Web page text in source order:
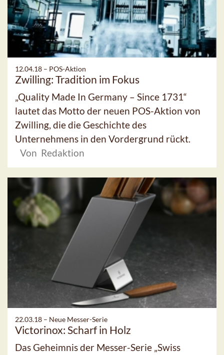
12.04.18 – POS-Aktion
Zwilling: Tradition im Fokus
„Quality Made In Germany – Since 1731“
lautet das Motto der neuen POS-Aktion von
Zwilling, die die Geschichte des
Unternehmens in den Vordergrund rückt.
Von Redaktion
22.03.18 – Neue Messer-Serie
Victorinox: Scharf in Holz
Das Geheimnis der Messer-Serie „Swiss